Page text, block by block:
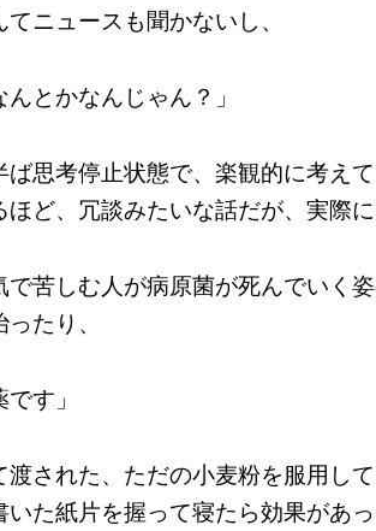
てニュースも聞かないし、
んとかなんじゃん？」
ば思考停止状態で、楽観的に考え
ほど、冗談みたいな話だが、実際
で苦しむ人が病原菌が死んでいく
たり、
です」
渡された、ただの小麦粉を服用し
いた紙片を握って寝たら効果があ